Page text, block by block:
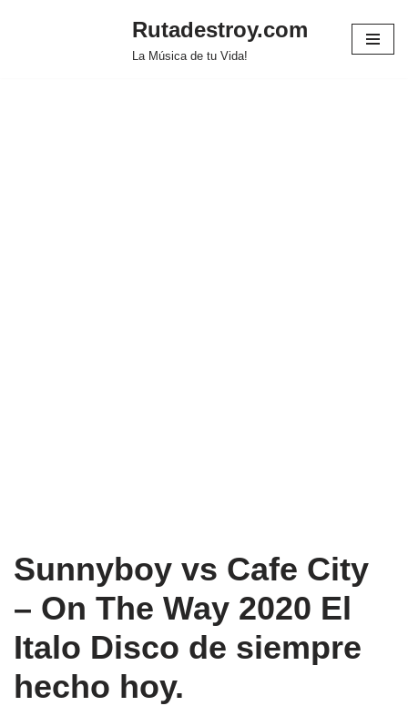
Rutadestroy.com
La Música de tu Vida!
Sunnyboy vs Cafe City
‎– On The Way 2020 El
Italo Disco de siempre
hecho hoy.